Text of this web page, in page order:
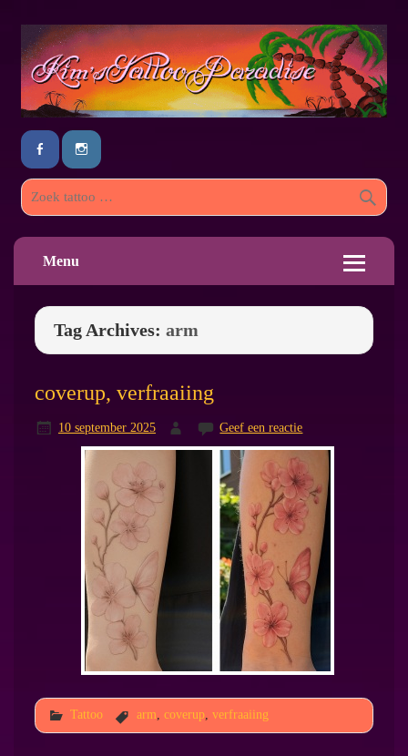
Menu
Tag Archives: arm
coverup, verfraaiing
10 september 2025 Geef een reactie
Tattoo arm coverup, verfraaiing